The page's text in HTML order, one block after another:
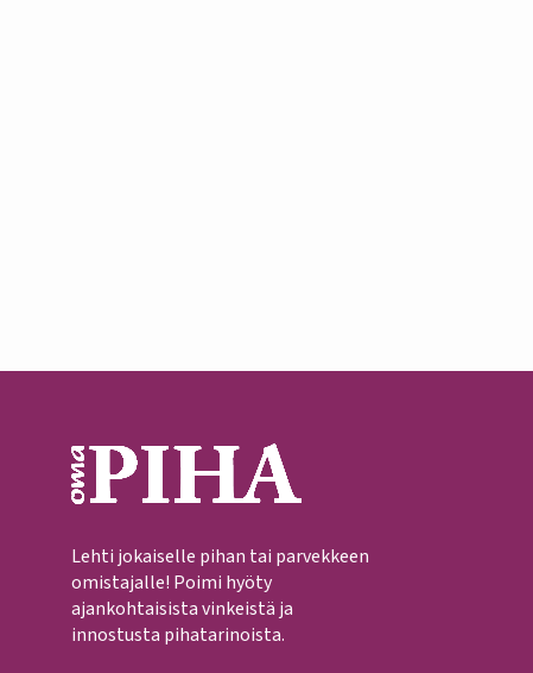
Lehti jokaiselle pihan tai parvekkeen
omistajalle! Poimi hyöty
ajankohtaisista vinkeistä ja
innostusta pihatarinoista.